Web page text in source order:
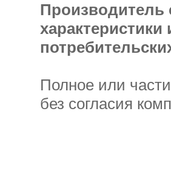
Производитель
Полное или
без согласия